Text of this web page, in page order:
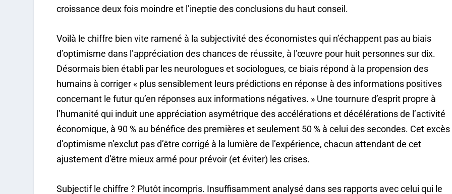
croissance deux fois moindre et l’ineptie des conclusions du haut conseil.
Voilà le chiffre bien vite ramené à la subjectivité des économistes qui n’échappent pas au biais
d’optimisme dans l’appréciation des chances de réussite, à l’œuvre pour huit personnes sur dix.
Désormais bien établi par les neurologues et sociologues, ce biais répond à la propension des
humains à corriger « plus sensiblement leurs prédictions en réponse à des informations positives
concernant le futur qu’en réponses aux informations négatives. » Une tournure d’esprit propre à
l’humanité qui induit une appréciation asymétrique des accélérations et décélérations de l’activité
économique, à 90 % au bénéfice des premières et seulement 50 % à celui des secondes. Cet excès
d’optimisme n’exclut pas d’être corrigé à la lumière de l’expérience, chacun attendant de cet
ajustement d’être mieux armé pour prévoir (et éviter) les crises.
Subjectif le chiffre ? Plutôt incompris. Insuffisamment analysé dans ses rapports avec celui qui le